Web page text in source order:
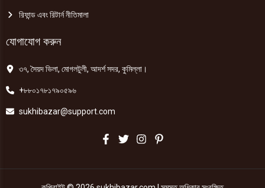
রিফান্ড এবং রিটার্ন নীতিমালা
যোগাযোগ করুন
৩৭, সৈয়দ ভিলা, মোগলটুলী, আদর্শ সদর, কুমিল্লা।
+৮৮০১৭৮১৭৯০৫৯৬
sukhibazar@support.com